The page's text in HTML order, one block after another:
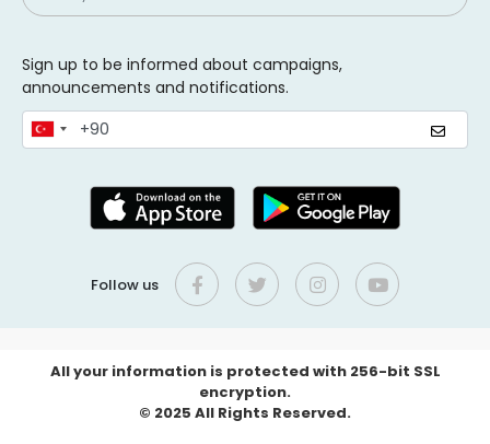
Sign up to be informed about campaigns,
announcements and notifications.
Follow us
All your information is protected with 256-bit SSL
encryption.
© 2025 All Rights Reserved.